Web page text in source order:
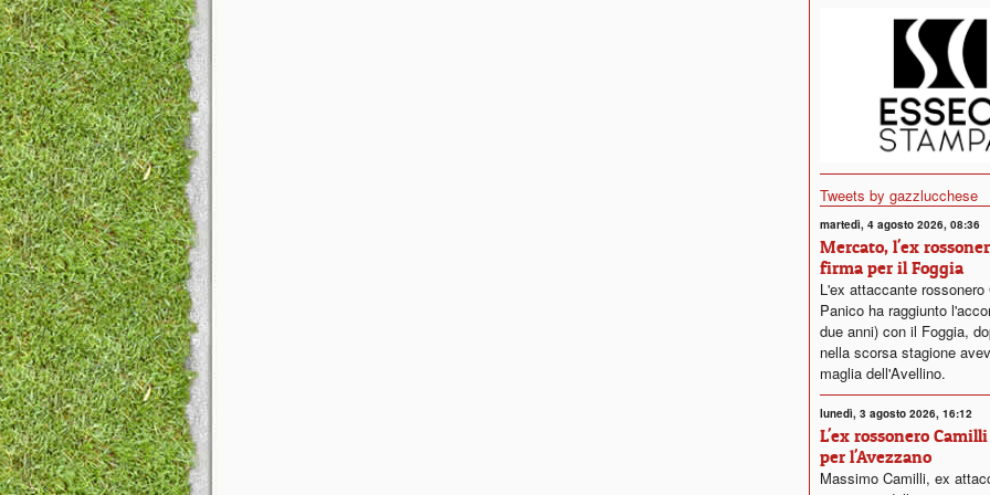
Tweets by gazzlucchese
martedì, 4 agosto 2026, 08:36
Mercato, l'ex
firma per il Foggia
L'ex attaccante rossonero
Panico ha raggiunto
due anni) con il Foggia,
nella scorsa stagione
maglia dell'Avellino.
lunedì, 3 agosto 2026, 16:12
L'ex rossonero
per l'Avezzano
Massimo Camilli, ex